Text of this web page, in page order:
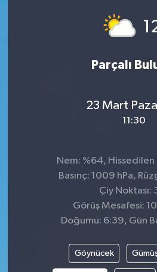
Parçalı
23 Mart
11:30
Nem: %64, Hissedilen
Basınç: 1009 hPa,
Çiy Noktası:
Görüş Mesafesi:
Doğumu: 6:39, Gün
Göynücek
Magazin
haber ara
Yazarlarımız